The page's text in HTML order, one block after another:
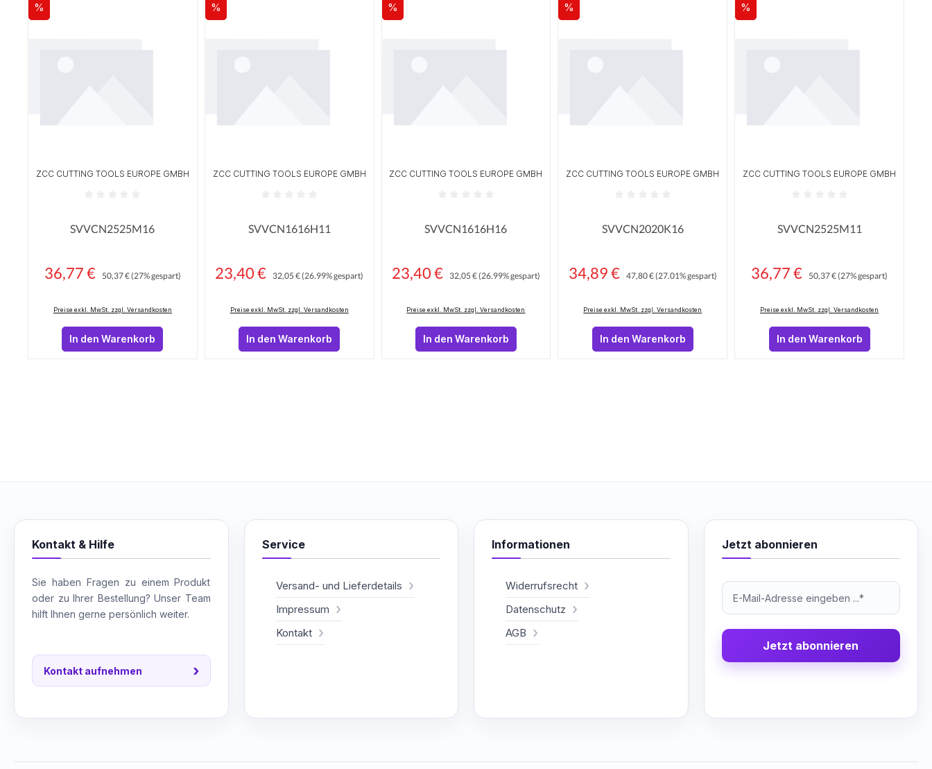
Rabatt
%
ZCC CUTTING TOOLS EUROPE GMBH
SVVCN2525M16
Verkaufspreis:
36,77 € 50,37 €(27% gespart)
Preise exkl. MwSt. zzgl. Versandkosten
In den Warenkorb
Rabatt
%
ZCC CUTTING TOOLS EUROPE GMBH
SVVCN1616H11
Verkaufspreis:
23,40 € 32,05 €(26.99% gespart)
Preise exkl. MwSt. zzgl. Versandkosten
In den Warenkorb
Rabatt
%
ZCC CUTTING TOOLS EUROPE GMBH
SVVCN1616H16
Verkaufspreis:
23,40 € 32,05 €(26.99% gespart)
Preise exkl. MwSt. zzgl. Versandkosten
In den Warenkorb
Rabatt
%
ZCC CUTTING TOOLS EUROPE GMBH
SVVCN2020K16
Verkaufspreis:
34,89 € 47,80 €(27.01% gespart)
Preise exkl. MwSt. zzgl. Versandkosten
In den Warenkorb
Rabatt
%
ZCC CUTTING TOOLS EUROPE GMBH
SVVCN2525M11
Verkaufspreis:
36,77 € 50,37 €(27% gespart)
Preise exkl. MwSt. zzgl. Versandkosten
In den Warenkorb
Kontakt & Hilfe
Sie haben Fragen zu einem Produkt
oder zu Ihrer Bestellung? Unser Team
hilft Ihnen gerne persönlich weiter.
Kontakt aufnehmen ›
Service
Versand- und Lieferdetails
Impressum
Kontakt
Informationen
Widerrufsrecht
Datenschutz
AGB
Jetzt abonnieren
Jetzt abonnieren